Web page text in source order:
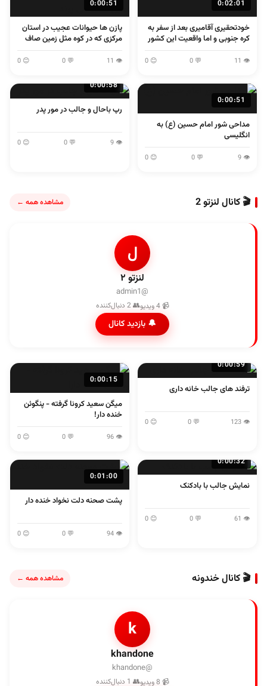
0:02:01
خودتحقیری آقامیری بعد از سفر به
کره جنوبی و اما واقعیت این کشور
👁 11
💬 0
😊 0
0:00:51
پازن ها حیوانات عجیب در استان
مرکزی که در کوه مثل زمین صاف
👁 11
💬 0
😊 0
0:00:51
مداحی شور امام حسین (ع) به
انگلیسی
👁 9
💬 0
😊 0
0:00:58
رپ باحال و جالب در مور پدر
👁 9
💬 0
😊 0
🎬 کانال لنزتو 2 مشاهده همه ←
ل
لنزتو ۲
@admin1
📹 4 ویدیو 👥 2 دنبال‌کننده
🔔 بازدید کانال
0:00:59
ترفند های جالب خانه داری
👁 123
💬 0
😊 0
0:00:15
میگن سعید کرونا گرفته - پنگوئن
خنده دار!
👁 96
💬 0
😊 0
0:00:32
نمایش جالب با بادکنک
👁 61
💬 0
😊 0
0:01:00
پشت صحنه دلت نخواد خنده دار
👁 94
💬 0
😊 0
🎬 کانال خندونه مشاهده همه ←
k
khandone
@khandone
📹 8 ویدیو 👥 1 دنبال‌کننده